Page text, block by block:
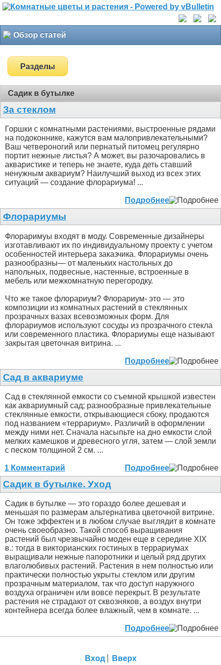
Обзор статей
Разделы
Садик в бутылке
За стеклом
Горшки с комнатными растениями, выстроенные рядами
на подоконнике, кажутся вам малопривлекательными?
Ваш четвероногий или пернатый питомец регулярно
портит нежные листья? А может, вы разочаровались в
акваристике и теперь не знаете, куда деть ставший
ненужным аквариум? Наилучший выход из всех этих
ситуаций — создание флорариума! ...
Подробнее
Флорариумы
Флораримуы входят в моду. Современные дизайнеры
изготавливают их по индивидуальному проекту с учетом
особенностей интерьера заказчика. Флорариумы очень
разнообразны— от маленьких настольных до
напольных, подвесные, настенные, встроенные в
мебель или межкомнатную перегородку.
Что же такое флорариум? Флорариум- это — это
композиции из комнатных растений в стеклянных
прозрачных вазах всевозможных форм. Для
флорариумов используют сосуды из прозрачного стекла
или современного пластика. Флорариумы еще называют
закрытая цветочная витрина. ...
Подробнее
Сад в аквариуме
Сад в стеклянной емкости со съемной крышкой известен
как аквариумный сад; разнообразные привлекательные
стеклянные емкости, открывающиеся сбоку, продаются
под названием «террариум». Различий в оформлении
между ними нет. Сначала насыпьте на дно емкости слой
мелких камешков и древесного угля, затем — слой земли
с песком толщиной 2 см. ...
1 Комментарий Подробнее
Садик в бутылке. Уход
Садик в бутылке — это гораздо более дешевая и
меньшая по размерам альтернатива цветочной витрине.
Он тоже эффектен и в любом случае выглядит в комнате
очень своеобразно. Такой способ выращивания
растений был чрезвычайно моден еще в середине XIX
в.: тогда в викторианских гостиных в террариумах
выращивали нежные папоротники и целый ряд других
влаголюбивых растений. Растения в нем полностью или
практически полностью укрыты стеклом или другим
прозрачным материалом, так что доступ наружного
воздуха ограничен или вовсе перекрыт. В результате
растения не страдают от сквозняков, а воздух внутри
контейнера всегда более влажный, чем в комнате. ...
Подробнее
Вход Вверх